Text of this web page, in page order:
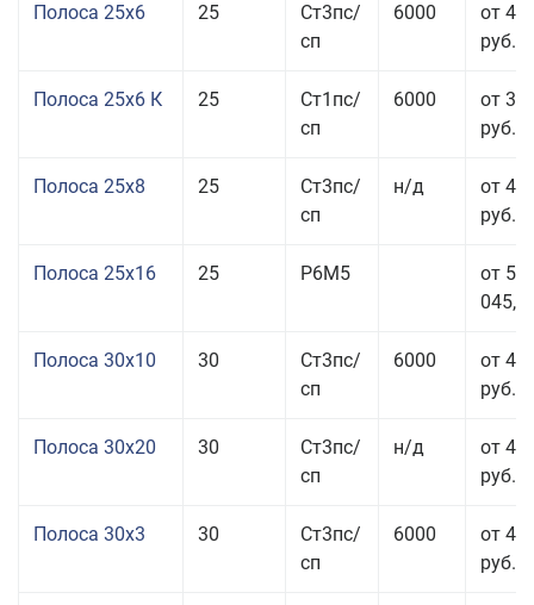
Полоса 25x6 25
Ст3пс/
сп
6000
от 42
руб.
Полоса 25x6 К 25
Ст1пс/
сп
6000
от 35
руб.
Полоса 25x8 25
Ст3пс/
сп
н/д
от 43
руб.
Полоса 25x16 25 Р6М5
от
Полоса 30x10 30
Ст3пс/
сп
6000
от 45
руб.
Полоса 30x20 30
Ст3пс/
сп
н/д
от 46
руб.
Полоса 30x3 30
Ст3пс/
сп
6000
от 46
руб.